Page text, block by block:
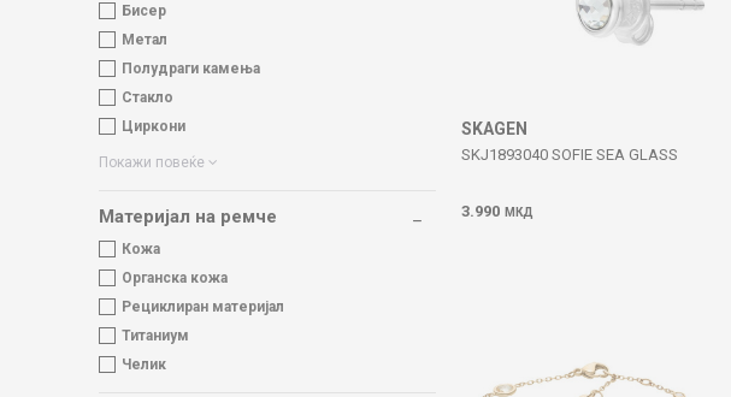
Бисер
Метал
Полудраги камења
Стакло
Циркони
Покажи повеќе
Материјал на ремче
Кожа
Органска кожа
Рециклиран материјал
Титаниум
Челик
SKAGEN
SKJ1893040 SOFIE SEA GLASS
3.990 МКД